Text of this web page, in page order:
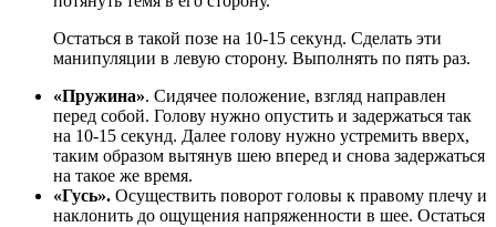
Остаться в такой позе на 10-15 секунд. Сделать эти
манипуляции в левую сторону. Выполнять по пять раз.
«Пружина». Сидячее положение, взгляд направлен
перед собой. Голову нужно опустить и задержаться так
на 10-15 секунд. Далее голову нужно устремить вверх,
таким образом вытянув шею вперед и снова задержаться
на такое же время.
«Гусь». Осуществить поворот головы к правому плечу и
наклонить до ощущения напряженности в шее. Остаться